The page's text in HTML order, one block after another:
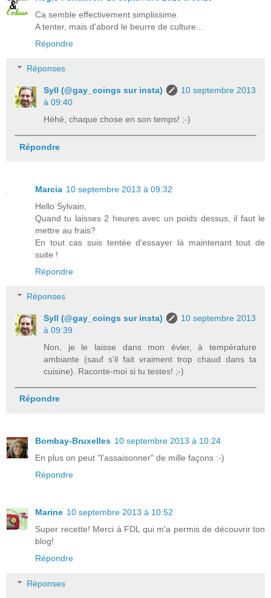
Ca semble effectivement simplissime.
A tenter, mais d'abord le beurre de culture...
Répondre
Réponses
Syll (@gay_coings sur insta)
10 septembre 2013
à 09:40
Héhé, chaque chose en son temps! ;-)
Répondre
Marcia 10 septembre 2013 à 09:32
Hello Sylvain,
Quand tu laisses 2 heures avec un poids dessus, il faut le
mettre au frais?
En tout cas suis tentée d'essayer là maintenant tout de
suite !
Répondre
Réponses
Syll (@gay_coings sur insta)
10 septembre 2013
à 09:39
Non, je le laisse dans mon évier, à température
ambiante (sauf s'il fait vraiment trop chaud dans ta
cuisine). Raconte-moi si tu testes! ;-)
Répondre
Bombay-Bruxelles 10 septembre 2013 à 10:24
En plus on peut "l'assaisonner" de mille façons :-)
Répondre
Marine 10 septembre 2013 à 10:52
Super recette! Merci à FDL qui m'a permis de découvrir ton
blog!
Répondre
Réponses